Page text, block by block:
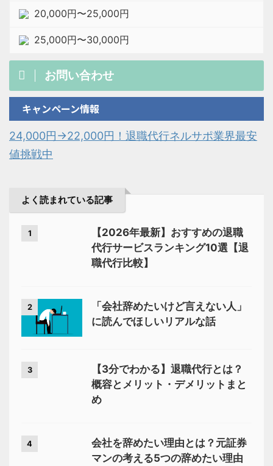
20,000円〜25,000円
25,000円〜30,000円
お問い合わせ
キャンペーン情報
24,000円→22,000円！退職代行ネルサポ業界最安
値挑戦中
よく読まれている記事
1
【2026年最新】おすすめの退職
代行サービスランキング10選【退
職代行比較】
2
「会社辞めたいけど言えない人」
に読んでほしいリアルな話
3
【3分でわかる】退職代行とは？
概容とメリット・デメリットまと
め
4
会社を辞めたい理由とは？元証券
マンの考える5つの辞めたい理由